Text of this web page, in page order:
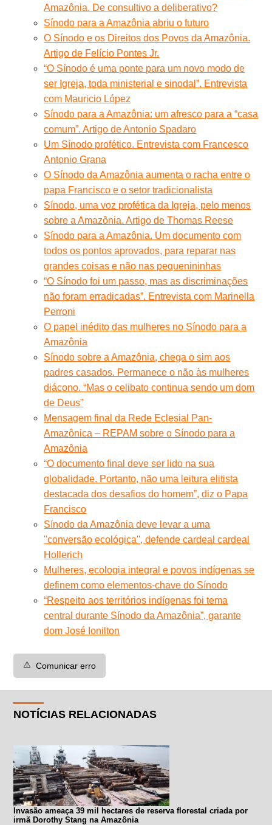
Amazônia. De consultivo a deliberativo?
Sínodo para a Amazônia abriu o futuro
O Sínodo e os Direitos dos Povos da Amazônia.
Artigo de Felício Pontes Jr.
“O Sínodo é uma ponte para um novo modo de
ser Igreja, toda ministerial e sinodal”. Entrevista
com Mauricio López
Sínodo para a Amazônia: um afresco para a “casa
comum”. Artigo de Antonio Spadaro
Um Sínodo profético. Entrevista com Francesco
Antonio Grana
O Sínodo da Amazônia aumenta o racha entre o
papa Francisco e o setor tradicionalista
Sínodo, uma voz profética da Igreja, pelo menos
sobre a Amazônia. Artigo de Thomas Reese
Sínodo para a Amazônia. Um documento com
todos os pontos aprovados, para reparar nas
grandes coisas e não nas pequenininhas
“O Sínodo foi um passo, mas as discriminações
não foram erradicadas”. Entrevista com Marinella
Perroni
O papel inédito das mulheres no Sínodo para a
Amazônia
Sínodo sobre a Amazônia, chega o sim aos
padres casados. Permanece o não às mulheres
diácono. “Mas o celibato continua sendo um dom
de Deus”
Mensagem final da Rede Eclesial Pan-
Amazônica – REPAM sobre o Sínodo para a
Amazônia
“O documento final deve ser lido na sua
globalidade. Portanto, não uma leitura elitista
destacada dos desafios do homem”, diz o Papa
Francisco
Sínodo da Amazônia deve levar a uma
''conversão ecológica'', defende cardeal cardeal
Hollerich
Mulheres, ecologia integral e povos indígenas se
definem como elementos-chave do Sínodo
“Respeito aos territórios indígenas foi tema
central durante Sínodo da Amazônia”, garante
dom José Ionilton
⚠️ Comunicar erro
NOTÍCIAS RELACIONADAS
Invasão ameaça 39 mil hectares de reserva florestal criada por
irmã Dorothy Stang na Amazônia